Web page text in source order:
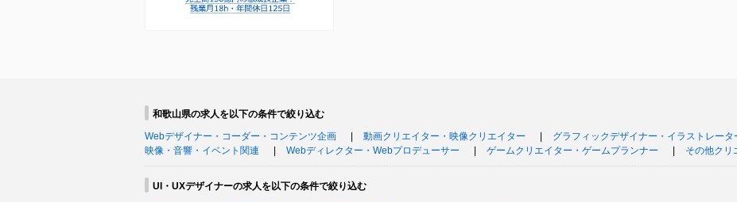
和歌山県の求人を以下の条件で絞り込む
Webデザイナー・コーダー・コンテンツ企画
動画クリエイター・映像クリエイター グラフィックデザイナー・イラストレータ
映像・音響・イベント関連
Webディレクター・Webプロデューサー ゲームクリエイター・ゲームプランナー その他クリ
UI・UXデザイナーの求人を以下の条件で絞り込む